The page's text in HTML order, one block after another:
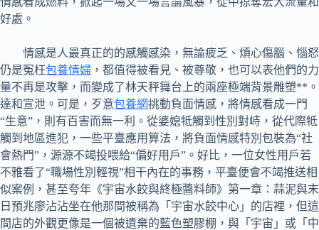
好處。
情感是人最真正的的感觸感染，無論疲乏、煩心傷腦、惱怒
仍是冤枉包養情婦 ，都值得被看見、被尊敬，也可以表他們的力
量不再是攻擊，而變成了林天秤舞台上的兩座極端背景雕塑**。
達和宣泄。可是，歹意包養網挑動負面情感，將情感看成一門
“生意”，則有百害而無一利。從婆媳牴觸到性別對峙，從代際牴
觸到地區進犯，一些平臺應用算法，將負面情感特別包裝為“社
會熱門”，源源不竭投喂給“偏好用戶”。好比，一位女性用戶若
不雅看了“職場性別輕視”相干內在的事務，平臺便會不竭推送相
似案例，甚至夸年《宇宙水餃與終極醬料師》第一章：蒜泥與末
日預兆廖沾沾坐在他那間被稱為「宇宙水餃中心」的店裡，但這
間店的外觀更像是一個被遺棄的藍色塑膠棚，與「宇宙」或「中